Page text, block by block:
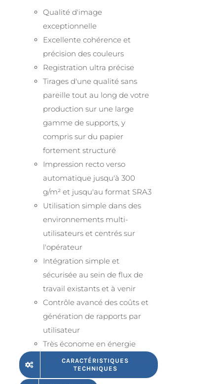
Qualité d'image
exceptionnelle
Excellente cohérence et
précision des couleurs
Registration ultra précise
Tirages d'une qualité sans
pareille tout au long de votre
production sur une large
gamme de supports, y
compris sur du papier
fortement structuré
Impression recto verso
automatique jusqu'à 300
g/m² et jusqu'au format SRA3
Utilisation simple dans des
environnements multi-
utilisateurs et centrés sur
l'opérateur
Intégration simple et
sécurisée au sein de flux de
travail existants et à venir
Contrôle avancé des coûts et
génération de rapports par
utilisateur
Très économe en énergie
CARACTÉRISTIQUES
TECHNIQUES